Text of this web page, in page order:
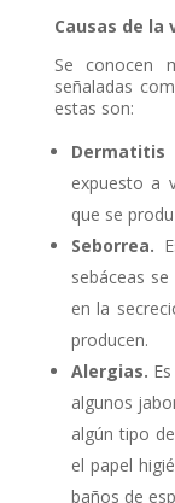
Causas de la
Se conocen
señaladas
estas son:
Dermatitis
expuesto a
que se
Seborrea.
sebáceas
en la
producen.
Alergias.
algunos
algún tipo
el papel
baños de